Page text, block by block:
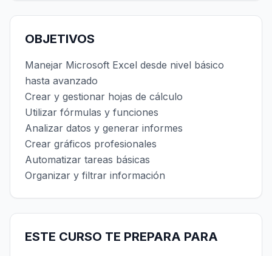
OBJETIVOS
Manejar Microsoft Excel desde nivel básico
hasta avanzado
Crear y gestionar hojas de cálculo
Utilizar fórmulas y funciones
Analizar datos y generar informes
Crear gráficos profesionales
Automatizar tareas básicas
Organizar y filtrar información
ESTE CURSO TE PREPARA PARA